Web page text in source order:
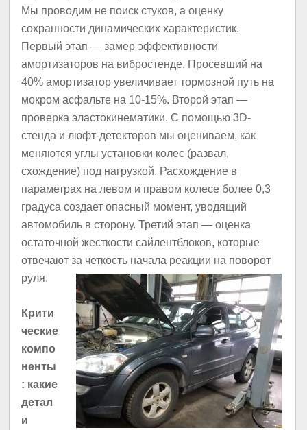
Мы проводим не поиск стуков, а оценку
сохранности динамических характеристик.
Первый этап — замер эффективности
амортизаторов на вибростенде. Просевший на
40% амортизатор увеличивает тормозной путь на
мокром асфальте на 10-15%. Второй этап —
проверка эластокинематики. С помощью 3D-
стенда и люфт-детекторов мы оцениваем, как
меняются углы установки колес (развал,
схождение) под нагрузкой. Расхождение в
параметрах на левом и правом колесе более 0,3
градуса создает опасный момент, уводящий
автомобиль в сторону. Третий этап — оценка
остаточной жесткости сайлентблоков, которые
отвечают за четкость начала реакции на поворот
руля.
Крити
ческие
компо
ненты
: какие
детал
и